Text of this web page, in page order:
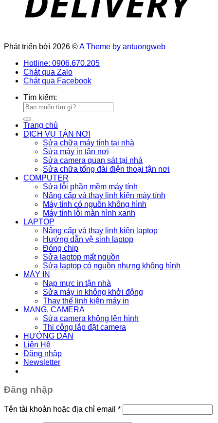
Phát triển bởi 2026 ©A Theme by antuongweb
Hotline: 0906.670.205
Chát qua Zalo
Chát qua Facebook
Tìm kiếm:
Trang chủ
DỊCH VỤ TẬN NƠI
Sửa chữa máy tính tại nhà
Sửa máy in tận nơi
Sửa camera quan sát tại nhà
Sửa chữa tổng đài điện thoại tận nơi
COMPUTER
Sửa lỗi phần mềm máy tính
Nâng cấp và thay linh kiện máy tính
Máy tính có nguồn không hình
Máy tính lỗi màn hình xanh
LAPTOP
Nâng cấp và thay linh kiện laptop
Hướng dẫn vệ sinh laptop
Đóng chip
Sửa laptop mất nguồn
Sửa laptop có nguồn nhưng không hình
MÁY IN
Nạp mực in tận nhà
Sửa máy in không khởi động
Thay thế linh kiện máy in
MẠNG, CAMERA
Sửa camera không lên hình
Thi công lắp đặt camera
HƯỚNG DẪN
Liên Hệ
Đăng nhập
Newsletter
Đăng nhập
Tên tài khoản hoặc địa chỉ email *